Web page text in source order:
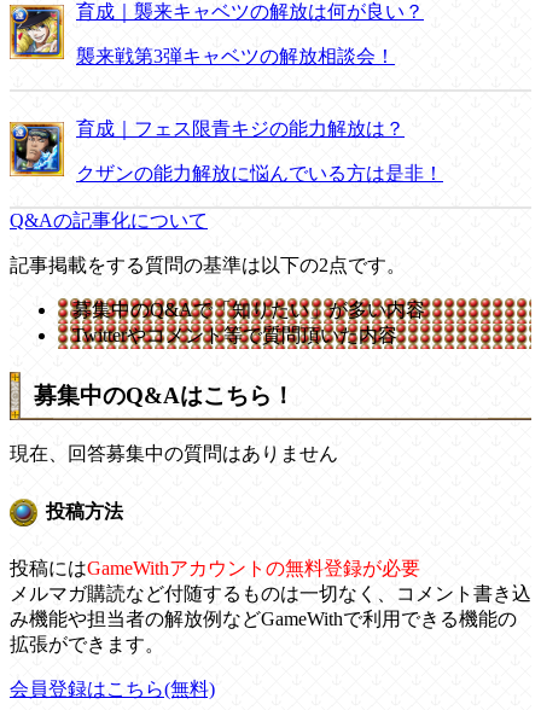
育成｜襲来キャベツの解放は何が良い？
襲来戦第3弾キャベツの解放相談会！
育成｜フェス限青キジの能力解放は？
クザンの能力解放に悩んでいる方は是非！
Q&Aの記事化について
記事掲載をする質問の基準は以下の2点です。
募集中のQ&Aで「知りたい」が多い内容
Twitterやコメント等で質問頂いた内容
募集中のQ&Aはこちら！
現在、回答募集中の質問はありません
投稿方法
投稿にはGameWithアカウントの無料登録が必要
メルマガ購読など付随するものは一切なく、コメント書き込
み機能や担当者の解放例などGameWithで利用できる機能の
拡張ができます。
会員登録はこちら(無料)